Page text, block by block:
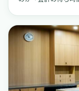
い）」や「セルフレ
ニックが増えてき
と聞くと、どうし
です。しかし、実
き合っている医療
なシステムであって